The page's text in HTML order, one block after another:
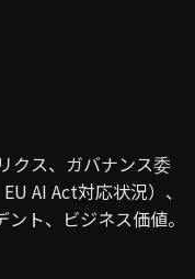
クス、ガバナンス委
AI Act対応状況）、
ト、ビジネス価値。